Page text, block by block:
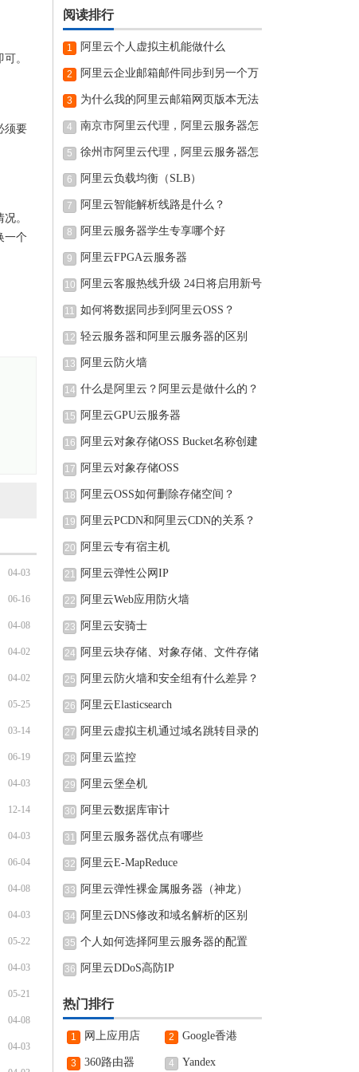
。
须要
。
一个
04-03
06-16
04-08
04-02
04-02
05-25
03-14
06-19
04-03
12-14
04-03
06-04
04-08
04-03
05-22
04-03
05-21
04-08
04-03
阅读排行
1 阿里云个人虚拟主机能做什么
2 阿里云企业邮箱邮件同步到另一个万
3 为什么我的阿里云邮箱网页版本无法
4 南京市阿里云代理，阿里云服务器怎
5 徐州市阿里云代理，阿里云服务器怎
6 阿里云负载均衡（SLB）
7 阿里云智能解析线路是什么？
8 阿里云服务器学生专享哪个好
9 阿里云FPGA云服务器
10 阿里云客服热线升级 24日将启用新号
11 如何将数据同步到阿里云OSS？
12 轻云服务器和阿里云服务器的区别
13 阿里云防火墙
14 什么是阿里云？阿里云是做什么的？
15 阿里云GPU云服务器
16
阿里云对象存储OSS Bucket名称创建
完可
17 阿里云对象存储OSS
18 阿里云OSS如何删除存储空间？
19 阿里云PCDN和阿里云CDN的关系？
20 阿里云专有宿主机
21 阿里云弹性公网IP
22 阿里云Web应用防火墙
23 阿里云安骑士
24 阿里云块存储、对象存储、文件存储
25 阿里云防火墙和安全组有什么差异？
26 阿里云Elasticsearch
27 阿里云虚拟主机通过域名跳转目录的
28 阿里云监控
29 阿里云堡垒机
30 阿里云数据库审计
31 阿里云服务器优点有哪些
32 阿里云E-MapReduce
33 阿里云弹性裸金属服务器（神龙）
34 阿里云DNS修改和域名解析的区别
35 个人如何选择阿里云服务器的配置
36 阿里云DDoS高防IP
热门排行
1 网上应用店 2 Google香港
3 360路由器 4 Yandex